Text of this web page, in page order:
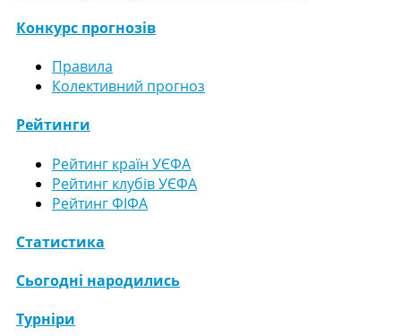
Конкурс прогнозів
Правила
Колективний прогноз
Рейтинги
Рейтинг країн УЄФА
Рейтинг клубів УЄФА
Рейтинг ФІФА
Статистика
Сьогодні народились
Турніри